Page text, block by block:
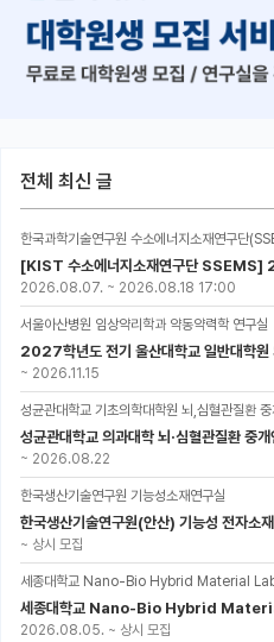
전체 최신 글
한국과학기술연구원 수소에너지소재연구단
2026.08.07. ~ 2026.08.18 17:00
서울아산병원 임상약리학과 약동약력학 연구실
~ 2026.11.15
성균관대학교 기초의학대학원 뇌,심혈관질환 중
성균관대학교 의과대학 뇌·심혈관질환 중개
~ 2026.08.22
한국생산기술연구원 기능성소재연구실
한국생산기술연구원(안산) 기능성 전자소
~ 상시 모집
세종대학교 Nano-Bio Hybrid Material
세종대학교 Nano-Bio Hybrid
2026.08.05. ~ 상시 모집